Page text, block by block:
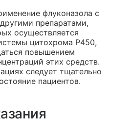
флуконазола с
препаратами,
осуществляется
цитохрома Р450,
повышением
этих средств.
следует тщательно
пациентов.